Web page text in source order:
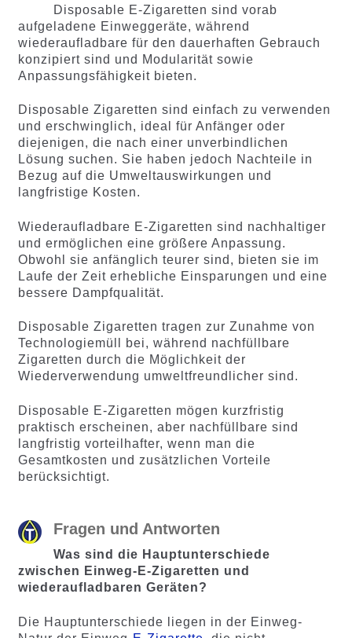
Disposable E-Zigaretten sind vorab
aufgeladene Einweggeräte, während
wiederaufladbare für den dauerhaften Gebrauch
konzipiert sind und Modularität sowie
Anpassungsfähigkeit bieten.
Disposable Zigaretten sind einfach zu verwenden
und erschwinglich, ideal für Anfänger oder
diejenigen, die nach einer unverbindlichen
Lösung suchen. Sie haben jedoch Nachteile in
Bezug auf die Umweltauswirkungen und
langfristige Kosten.
Wiederaufladbare E-Zigaretten sind nachhaltiger
und ermöglichen eine größere Anpassung.
Obwohl sie anfänglich teurer sind, bieten sie im
Laufe der Zeit erhebliche Einsparungen und eine
bessere Dampfqualität.
Disposable Zigaretten tragen zur Zunahme von
Technologiemüll bei, während nachfüllbare
Zigaretten durch die Möglichkeit der
Wiederverwendung umweltfreundlicher sind.
Disposable E-Zigaretten mögen kurzfristig
praktisch erscheinen, aber nachfüllbare sind
langfristig vorteilhafter, wenn man die
Gesamtkosten und zusätzlichen Vorteile
berücksichtigt.
Fragen und Antworten
Was sind die Hauptunterschiede
zwischen Einweg-E-Zigaretten und
wiederaufladbaren Geräten?
Die Hauptunterschiede liegen in der Einweg-